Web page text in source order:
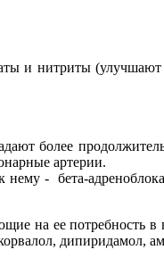
и нитриты (улучшают
более
артерии.
- бета-
на ее по­требность в
дипиридамол,